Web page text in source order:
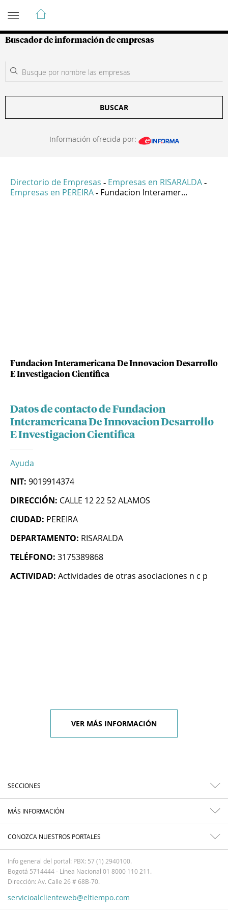
Guía de Empresas Colombianas
Buscador de información de empresas
BUSCAR
Información ofrecida por:
Directorio de Empresas - Empresas en RISARALDA -
Empresas en PEREIRA - Fundacion Interamer...
Fundacion Interamericana De Innovacion Desarrollo
E Investigacion Cientifica
Datos de contacto de Fundacion
Interamericana De Innovacion Desarrollo
E Investigacion Cientifica
Ayuda
NIT: 9019914374
DIRECCIÓN: CALLE 12 22 52 ALAMOS
CIUDAD: PEREIRA
DEPARTAMENTO: RISARALDA
TELÉFONO: 3175389868
ACTIVIDAD: Actividades de otras asociaciones n c p
VER MÁS INFORMACIÓN
SECCIONES
MÁS INFORMACIÓN
CONOZCA NUESTROS PORTALES
Info general del portal: PBX: 57 (1) 2940100.
Bogotá 5714444 - Línea Nacional 01 8000 110 211.
Dirección: Av. Calle 26 # 68B-70.
servicioalclienteweb@eltiempo.com